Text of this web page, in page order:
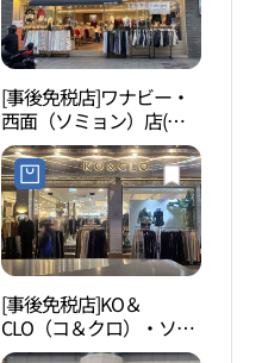
[事後免税店]ワナビー・
西面（ソミョン）店(워
너비 서면점)
[事後免税店]KO＆
CLO（コ＆クロ）・ソミ
ョン（西面）店(코앤클